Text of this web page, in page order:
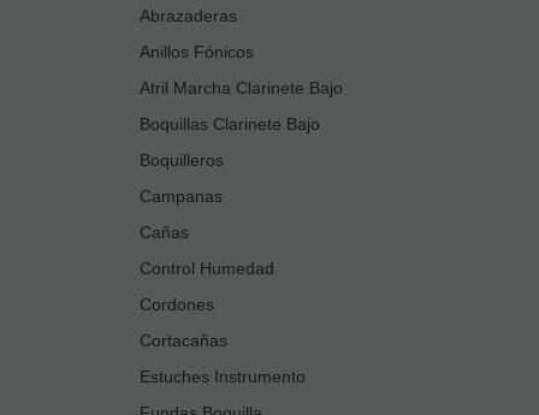
Abrazaderas
Anillos Fónicos
Atril Marcha Clarinete Bajo
Boquillas Clarinete Bajo
Boquilleros
Campanas
Cañas
Control Humedad
Cordones
Cortacañas
Estuches Instrumento